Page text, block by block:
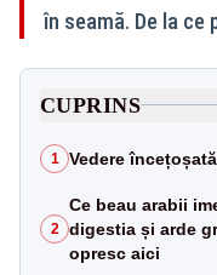
în seamă. De la
CUPRINS
1 Vedere încețoșată
2
Ce beau arabii
digestia și arde
opresc aici